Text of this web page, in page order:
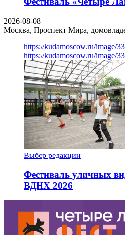
2026-08-08
Москва, Проспект Мира,
https://kudamoscow.ru/image/
https://kudamoscow.ru/image/
Выбор редакции
Фестиваль уличных
ВДНХ 2026